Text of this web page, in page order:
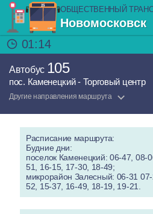
ОБЩЕСТВЕННЫЙ
Новомосковск
01:14
Автобус 105
пос. Каменецкий - Торговый центр
Другие направления маршрута
Расписание маршрута:
Будние дни:
поселок Каменецкий: 06-47, 08-
51, 16-15, 17-30, 18-49;
микрорайон Залесный: 06-31
52, 15-37, 16-49, 18-19, 19-21.